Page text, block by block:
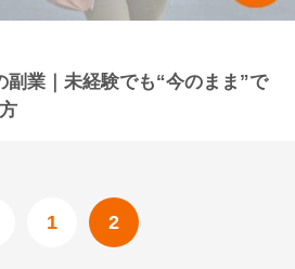
副業｜未経験でも“今のまま”で
1 2